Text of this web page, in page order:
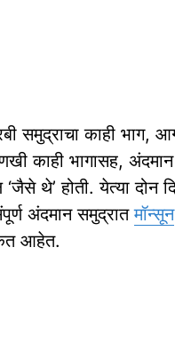
समुद्राचा काही भाग,
काही भागासह, अंदमान
थे’ होती. येत्या दोन
अंदमान समुद्रातमॉन्सून
आहेत.